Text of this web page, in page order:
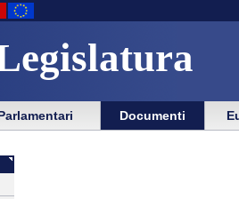
Documenti